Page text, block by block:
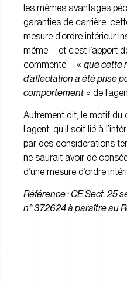
les mêmes avantages
garanties de carrière,
mesure d’ordre intérieur
même – et c’est l’apport
commenté – « que cette
d’affectation a été prise
comportement » de
Autrement dit, le motif du
l’agent, qu’il soit lié à
par des considérations
ne saurait avoir de
d’une mesure d’ordre
Référence : CE Sect. 25
n° 372624 à paraître au